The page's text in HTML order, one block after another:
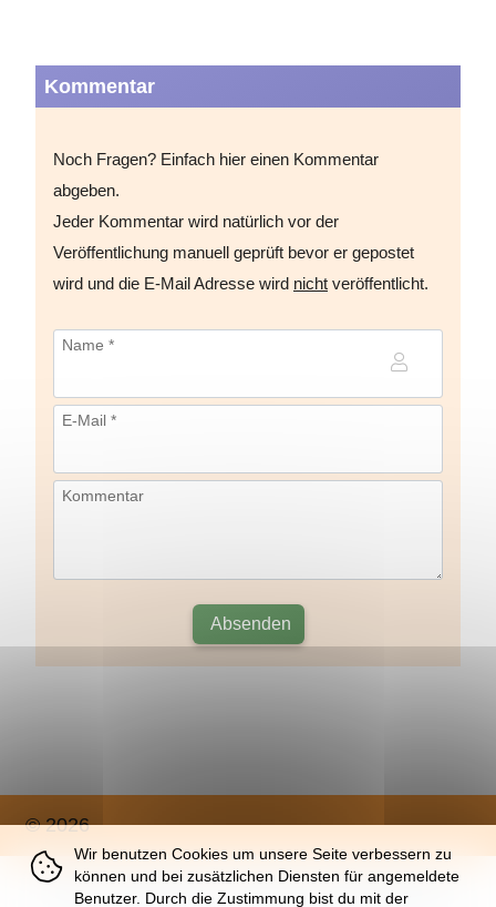
Kommentar
Noch Fragen? Einfach hier einen Kommentar
abgeben.
Jeder Kommentar wird natürlich vor der
Veröffentlichung manuell geprüft bevor er gepostet
wird und die E-Mail Adresse wird nicht veröffentlicht.
Name *
E-Mail *
Kommentar
Absenden
© 2026
Über |Impressum|Nutzung|Datenschutz
Wir benutzen Cookies um unsere Seite verbessern zu
können und bei zusätzlichen Diensten für angemeldete
Benutzer. Durch die Zustimmung bist du mit der